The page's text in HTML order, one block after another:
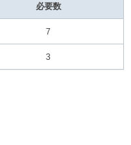
必要数
7
3